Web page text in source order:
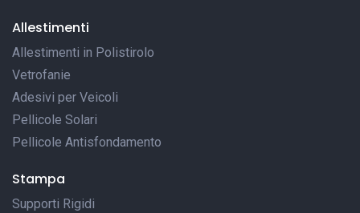
Allestimenti
Allestimenti in Polistirolo
Vetrofanie
Adesivi per Veicoli
Pellicole Solari
Pellicole Antisfondamento
Stampa
Supporti Rigidi